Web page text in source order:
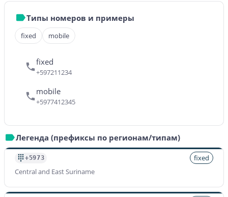
Типы номеров и примеры
fixed mobile
fixed
+597211234
mobile
+5977412345
Легенда (префиксы по регионам/типам)
+5973
fixed
Central and East Suriname